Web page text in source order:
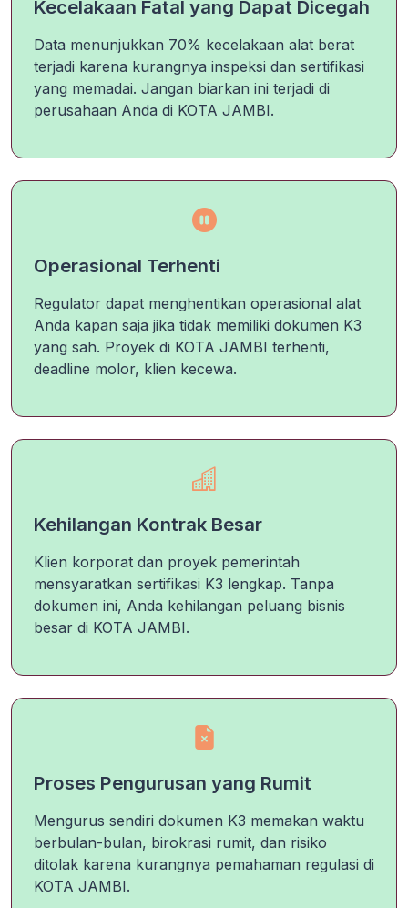
Kecelakaan Fatal yang Dapat Dicegah
Data menunjukkan 70% kecelakaan alat berat
terjadi karena kurangnya inspeksi dan sertifikasi
yang memadai. Jangan biarkan ini terjadi di
perusahaan Anda di KOTA JAMBI.
Operasional Terhenti
Regulator dapat menghentikan operasional alat
Anda kapan saja jika tidak memiliki dokumen K3
yang sah. Proyek di KOTA JAMBI terhenti,
deadline molor, klien kecewa.
Kehilangan Kontrak Besar
Klien korporat dan proyek pemerintah
mensyaratkan sertifikasi K3 lengkap. Tanpa
dokumen ini, Anda kehilangan peluang bisnis
besar di KOTA JAMBI.
Proses Pengurusan yang Rumit
Mengurus sendiri dokumen K3 memakan waktu
berbulan-bulan, birokrasi rumit, dan risiko
ditolak karena kurangnya pemahaman regulasi di
KOTA JAMBI.